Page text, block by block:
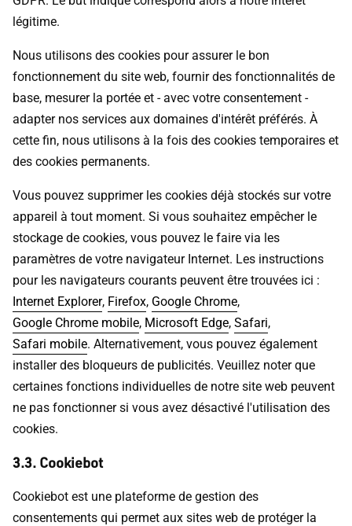
légitime.
Nous utilisons des cookies pour assurer le bon
fonctionnement du site web, fournir des fonctionnalités de
base, mesurer la portée et - avec votre consentement -
adapter nos services aux domaines d'intérêt préférés. À
cette fin, nous utilisons à la fois des cookies temporaires et
des cookies permanents.
Vous pouvez supprimer les cookies déjà stockés sur votre
appareil à tout moment. Si vous souhaitez empêcher le
stockage de cookies, vous pouvez le faire via les
paramètres de votre navigateur Internet. Les instructions
pour les navigateurs courants peuvent être trouvées ici :
Internet Explorer, Firefox, Google Chrome,
Google Chrome mobile, Microsoft Edge, Safari,
Safari mobile. Alternativement, vous pouvez également
installer des bloqueurs de publicités. Veuillez noter que
certaines fonctions individuelles de notre site web peuvent
ne pas fonctionner si vous avez désactivé l'utilisation des
cookies.
3.3. Cookiebot
Cookiebot est une plateforme de gestion des
consentements qui permet aux sites web de protéger la